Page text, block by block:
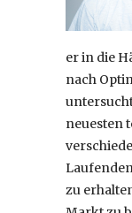
er in die
nach
neuesten
zu